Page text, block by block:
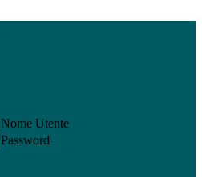
Nome Utente
Password